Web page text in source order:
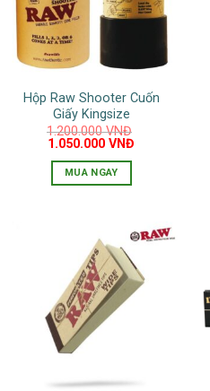
Hộp Raw Shooter Cuốn
Giấy Kingsize
1.200.000VNĐ
Giá
1.200.000 VNĐ.
1.050.000VNĐ
MUA NGAY